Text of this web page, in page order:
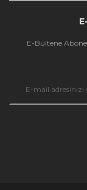
E-Bültene